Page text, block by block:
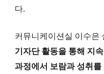
다.
커뮤니케이션실 이수은
기자단 활동을 통해 지
과정에서 보람과 성취